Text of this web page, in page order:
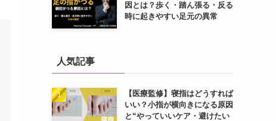
因とは？歩く・踏ん張る・反る
時に起きやすい足元の異常
人気記事
【医療監修】寝指はどうすれば
いい？小指が横向きになる原因
と“やっていいケア・避けたい